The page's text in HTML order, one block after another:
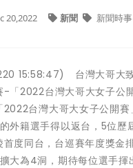
20,2022 新聞 新聞時事
15:58:47) 台灣大哥大
-「2022台灣大哥大女子公
台灣大哥大女子公開
外籍選手得以返台，5位
度同台，台巡賽年度獎
大為4洞，期待每位選手